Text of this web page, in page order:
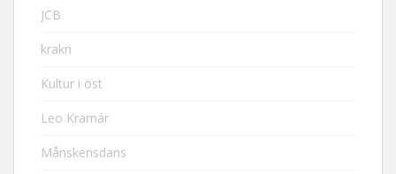
JCB
krakri
Kultur i öst
Leo Kramár
Månskensdans